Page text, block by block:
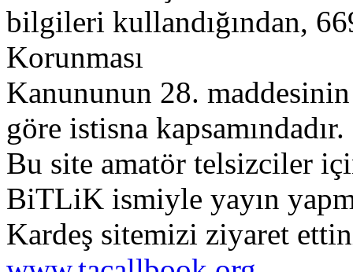
bilgileri kullandığından,
Korunması
Kanununun 28. maddesinin
göre istisna kapsamındadır.
Bu site amatör telsizciler
BiTLiK ismiyle yayın
Kardeş sitemizi ziyaret